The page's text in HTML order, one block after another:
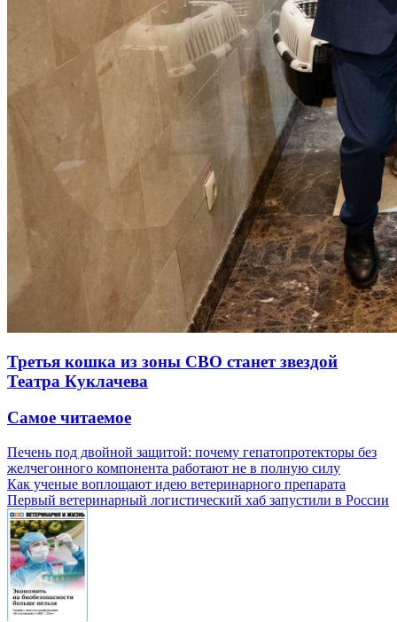
Третья кошка из зоны СВО станет звездой
Театра Куклачева
Самое читаемое
Печень под двойной защитой: почему гепатопротекторы без
желчегонного компонента работают не в полную силу
Как ученые воплощают идею ветеринарного препарата
Первый ветеринарный логистический хаб запустили в России